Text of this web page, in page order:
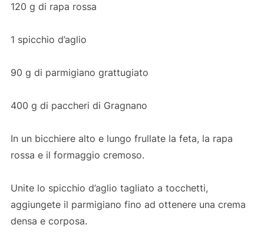
120 g di rapa rossa
1 spicchio d’aglio
90 g di parmigiano grattugiato
400 g di paccheri di Gragnano
In un bicchiere alto e lungo frullate la feta, la rapa
rossa e il formaggio cremoso.
Unite lo spicchio d’aglio tagliato a tocchetti,
aggiungete il parmigiano fino ad ottenere una crema
densa e corposa.